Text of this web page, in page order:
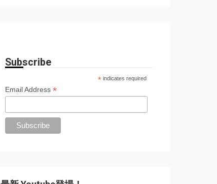
Subscribe
* indicates required
Email Address *